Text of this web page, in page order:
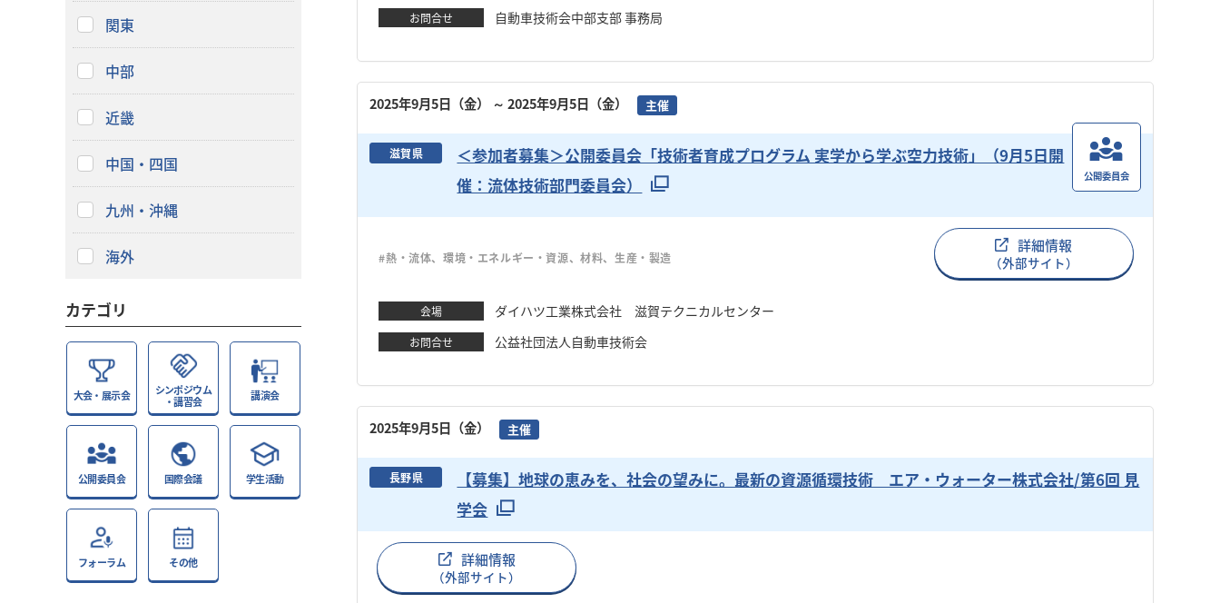
お問合せ 自動車技術会中部支部 事務局
2025年9月5日（金） ～ 2025年9月5日（金） 主催
滋賀県
＜参加者募集＞公開委員会「技術者育成プログラム 実学から学ぶ空力技術」（9月5日開
催：流体技術部門委員会）
公開委員会
#熱・流体、環境・エネルギー・資源、材料、生産・製造
詳細情報
（外部サイト）
会場 ダイハツ工業株式会社 滋賀テクニカルセンター
お問合せ 公益社団法人自動車技術会
2025年9月5日（金） 主催
長野県
【募集】地球の恵みを、社会の望みに。最新の資源循環技術 エア・ウォーター株式会社/第6回 見
学会
詳細情報
（外部サイト）
関東
中部
近畿
中国・四国
九州・沖縄
海外
カテゴリ
大会・展示会
シンポジウム
・講習会
講演会
公開委員会 国際会議 学生活動
フォーラム その他